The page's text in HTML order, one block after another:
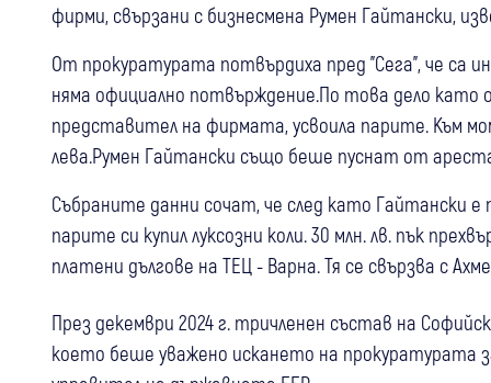
фирми, свързани с бизнесмена Румен Гайтански,
От прокуратурата потвърдиха пред "Сега", че са
няма официално потвърждение.По това дело като
представител на фирмата, усвоила парите. Към
лева.Румен Гайтански също беше пуснат от
Събраните данни сочат, че след като Гайтански е
парите си купил луксозни коли. 30 млн. лв. пък
платени дългове на ТЕЦ - Варна. Тя се свързва с
През декември 2024 г. тричленен състав на
което беше уважено искането на прокуратурата